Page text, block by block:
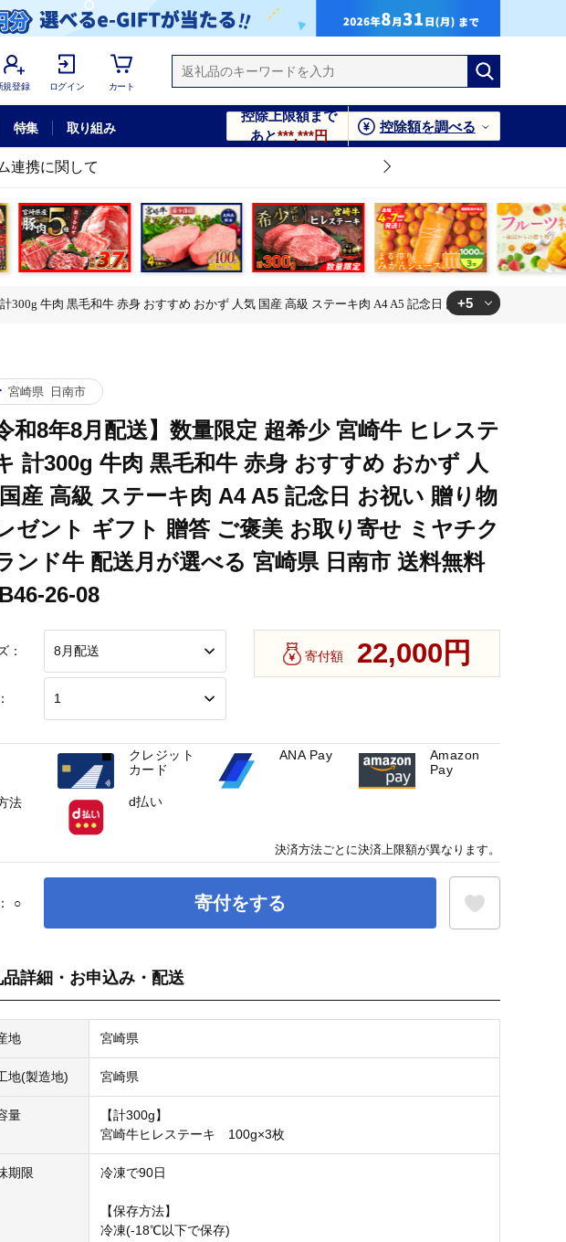
規登録 ログイン カート
特集 取り組み
控除上限額まで
あと***,***円
控除額を調べる
連携に関して
300g 牛肉 黒毛和牛 赤身 おすすめ おかず 人気 国産 高級 ステーキ肉 A4 A5 記念日 お祝い 贈り物 プレ
ステーキ肉 A4 A5 記念日 お祝い 贈り物 プレゼント ギフト 贈答 ご褒美 お取り寄せ ミヤ
ステーキ肉 A4 A5 記念日 お祝い 贈り物 プレゼント ギフト 贈答 ご褒美 お取り寄せ ミヤ
ステーキ肉 A4 A5 記念日 お祝い 贈り物 プレゼント ギフト 贈答 ご褒美 お取り寄せ ミヤ
ステーキ肉 A4 A5 記念日 お祝い 贈り物 プレゼント ギフト 贈答 ご褒美 お取り寄せ ミヤ
+5
宮崎県 日南市
令和8年8月配送】数量限定 超希少 宮崎牛 ヒレステ
計300g 牛肉 黒毛和牛 赤身 おすすめ おかず 人
産 高級 ステーキ肉 A4 A5 記念日 お祝い 贈り物
ゼント ギフト 贈答 ご褒美 お取り寄せ ミヤチク
ンド牛 配送月が選べる 宮崎県 日南市 送料無料
26-08
： 寄付額 22,000円
○ 寄付をする
品詳細・お申込み・配送
地 宮崎県
地(製造地) 宮崎県
量
【計300g】
宮崎牛ヒレステーキ 100g×3枚
期限 冷凍で90日
【保存方法】
冷凍(-18℃以下で保存)
法
クレジット
カード
ANA Pay
Amazon
Pay
d払い
決済方法ごとに決済上限額が異なります。